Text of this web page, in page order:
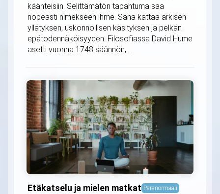
käänteisiin. Selittämätön tapahtuma saa
nopeasti nimekseen ihme. Sana kattaa arkisen
yllätyksen, uskonnollisen käsityksen ja pelkän
epätodennäköisyyden. Filosofiassa David Hume
asetti vuonna 1748 säännön,...
Etäkatselu ja mielen matkat Paranormaali